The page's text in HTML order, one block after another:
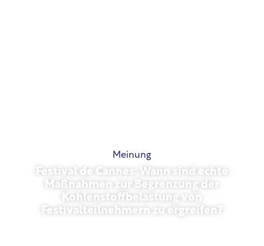
Meinung
Festival de Cannes: Wann sind echte
Maßnahmen zur Begrenzung der
Kohlenstoffbelastung von
Festivalteilnehmern zu ergreifen?